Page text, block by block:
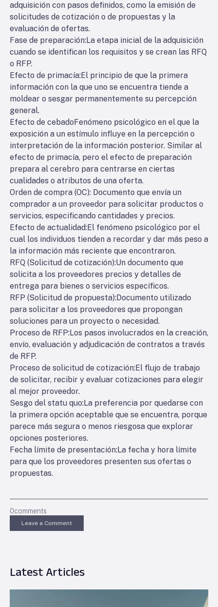
adquisición con pasos definidos, como la emisión de
solicitudes de cotización o de propuestas y la
evaluación de ofertas.
Fase de preparación:La etapa inicial de la adquisición
cuando se identifican los requisitos y se crean las RFQ
o RFP.
Efecto de primacía:El principio de que la primera
información con la que uno se encuentra tiende a
moldear o sesgar permanentemente su percepción
general.
Efecto de cebadoFenómeno psicológico en el que la
exposición a un estímulo influye en la percepción o
interpretación de la información posterior. Similar al
efecto de primacía, pero el efecto de preparación
prepara al cerebro para centrarse en ciertas
cualidades o atributos de una oferta.
Orden de compra (OC): Documento que envía un
comprador a un proveedor para solicitar productos o
servicios, especificando cantidades y precios.
Efecto de actualidad:El fenómeno psicológico por el
cual los individuos tienden a recordar y dar más peso a
la información más reciente que encontraron.
RFQ (Solicitud de cotización):Un documento que
solicita a los proveedores precios y detalles de
entrega para bienes o servicios específicos.
RFP (Solicitud de propuesta):Documento utilizado
para solicitar a los proveedores que propongan
soluciones para un proyecto o necesidad.
Proceso de RFP:Los pasos involucrados en la creación,
envío, evaluación y adjudicación de contratos a través
de RFP.
Proceso de solicitud de cotización:El flujo de trabajo
de solicitar, recibir y evaluar cotizaciones para elegir
al mejor proveedor.
Sesgo del statu quo:La preferencia por quedarse con
la primera opción aceptable que se encuentra, porque
parece más segura o menos riesgosa que explorar
opciones posteriores.
Fecha límite de presentación:La fecha y hora límite
para que los proveedores presenten sus ofertas o
propuestas.
0comments
Leave a Comment
Latest Articles